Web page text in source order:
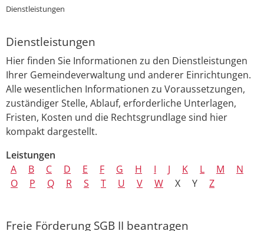
Dienstleistungen
Dienstleistungen
Hier finden Sie Informationen zu den Dienstleistungen
Ihrer Gemeindeverwaltung und anderer Einrichtungen.
Alle wesentlichen Informationen zu Voraussetzungen,
zuständiger Stelle, Ablauf, erforderliche Unterlagen,
Fristen, Kosten und die Rechtsgrundlage sind hier
kompakt dargestellt.
Leistungen
A
B C D E F G H I J K L M
N
O
P Q R S T U V W X Y Z
Freie Förderung SGB II beantragen